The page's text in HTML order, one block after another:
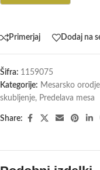
Primerjaj Dodaj na
Šifra: 1159075
Kategorije: Mesarsko
skubljenje, Predelava mesa
Share: